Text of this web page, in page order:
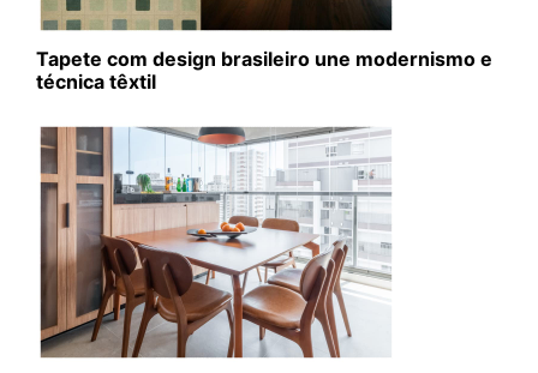
Tapete com design brasileiro une modernismo e
técnica têxtil